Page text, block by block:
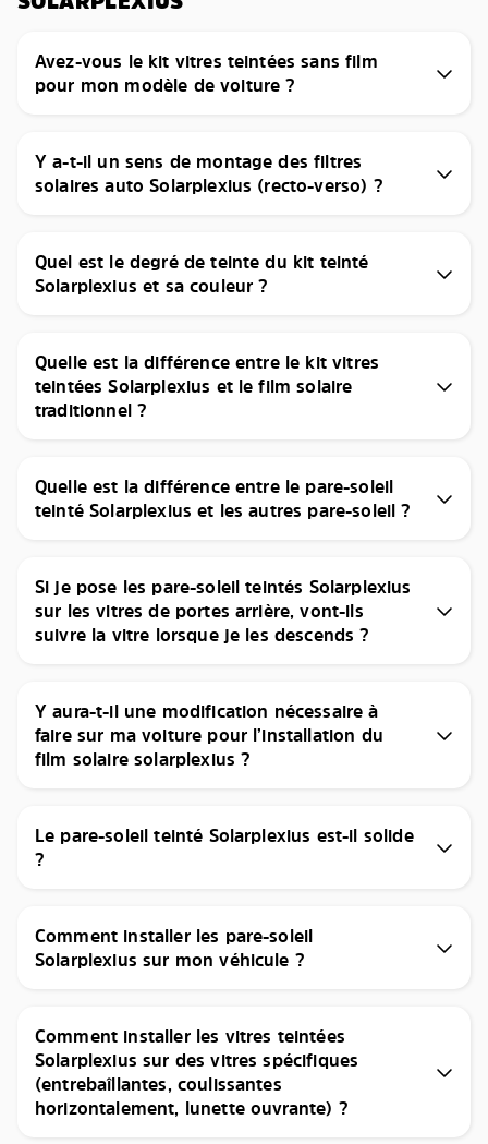
Avez-vous le kit vitres teintées sans film
pour mon modèle de voiture ?
Y a-t-il un sens de montage des filtres
solaires auto Solarplexius (recto-verso) ?
Quel est le degré de teinte du kit teinté
Solarplexius et sa couleur ?
Quelle est la différence entre le kit vitres
teintées Solarplexius et le film solaire
traditionnel ?
Quelle est la différence entre le pare-soleil
teinté Solarplexius et les autres pare-soleil ?
Si je pose les pare-soleil teintés Solarplexius
sur les vitres de portes arrière, vont-ils
suivre la vitre lorsque je les descends ?
Y aura-t-il une modification nécessaire à
faire sur ma voiture pour l’installation du
film solaire solarplexius ?
Le pare-soleil teinté Solarplexius est-il solide
?
Comment installer les pare-soleil
Solarplexius sur mon véhicule ?
Comment installer les vitres teintées
Solarplexius sur des vitres spécifiques
(entrebaîllantes, coulissantes
horizontalement, lunette ouvrante) ?